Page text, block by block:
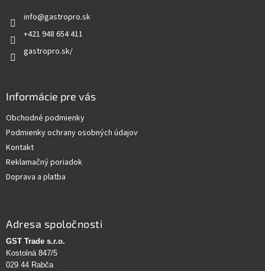
info@gastropro.sk
+421 948 654 411
gastropro.sk/
Informácie pre vás
Obchodné podmienky
Podmienky ochrany osobných údajov
Kontakt
Reklamačný poriadok
Doprava a platba
Adresa spoločnosti
GST Trade s.r.o.
Kostolná 847/5
029 44 Rabča